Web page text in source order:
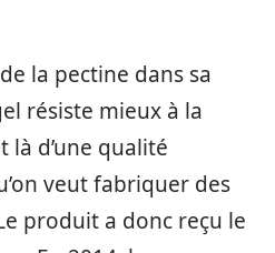
la pectine dans sa
résiste mieux à la
là d’une qualité
veut fabriquer des
produit a donc reçu le